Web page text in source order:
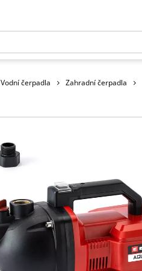
Vodní čerpadla Zahradní čerpadla